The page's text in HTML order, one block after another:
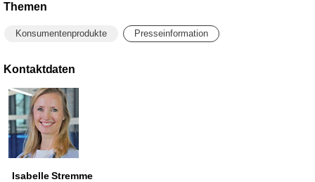
Themen
Konsumentenprodukte Presseinformation
Kontaktdaten
Isabelle Stremme